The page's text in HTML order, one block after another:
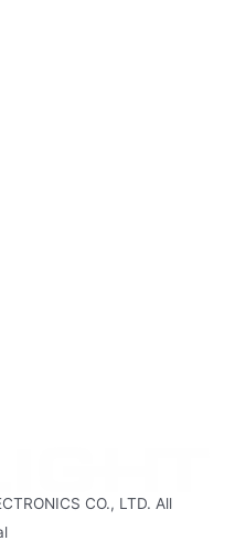
CO., LTD. All